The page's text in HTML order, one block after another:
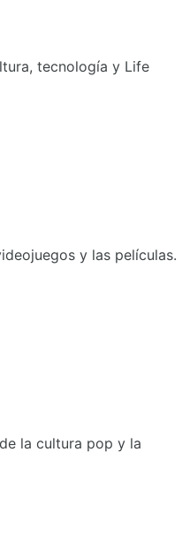
tecnología y Life
y las películas.
la cultura pop y la